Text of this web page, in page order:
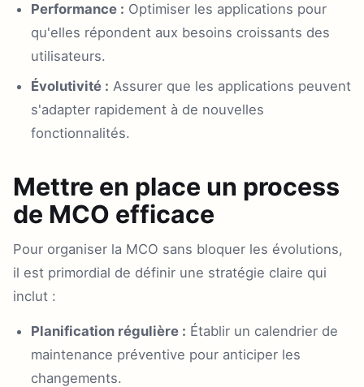
Performance : Optimiser les applications pour
qu'elles répondent aux besoins croissants des
utilisateurs.
Évolutivité : Assurer que les applications peuvent
s'adapter rapidement à de nouvelles
fonctionnalités.
Mettre en place un process
de MCO efficace
Pour organiser la MCO sans bloquer les évolutions,
il est primordial de définir une stratégie claire qui
inclut :
Planification régulière : Établir un calendrier de
maintenance préventive pour anticiper les
changements.